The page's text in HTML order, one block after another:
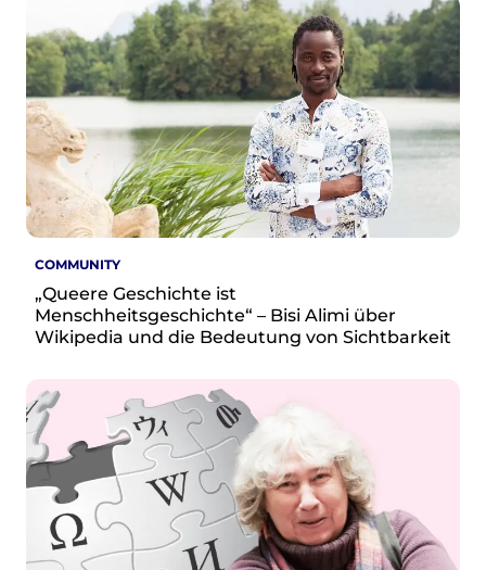
COMMUNITY
„Queere Geschichte ist
Menschheitsgeschichte“ – Bisi Alimi über
Wikipedia und die Bedeutung von Sichtbarkeit